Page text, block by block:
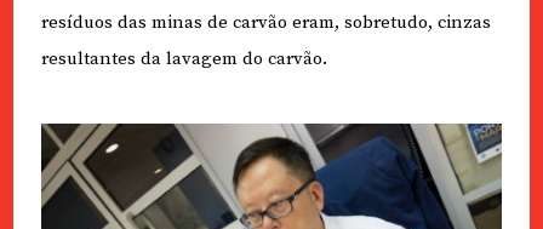
resíduos das minas de carvão eram, sobretudo, cinzas
resultantes da lavagem do carvão.